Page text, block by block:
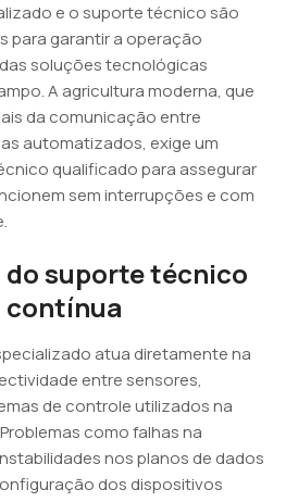
e o suporte técnico são
para garantir a operação
soluções tecnológicas
A agricultura moderna, que
da comunicação entre
automatizados, exige um
qualificado para assegurar
sem interrupções e com
suporte técnico
contínua
atua diretamente na
entre sensores,
de controle utilizados na
como falhas na
nos planos de dados
dos dispositivos